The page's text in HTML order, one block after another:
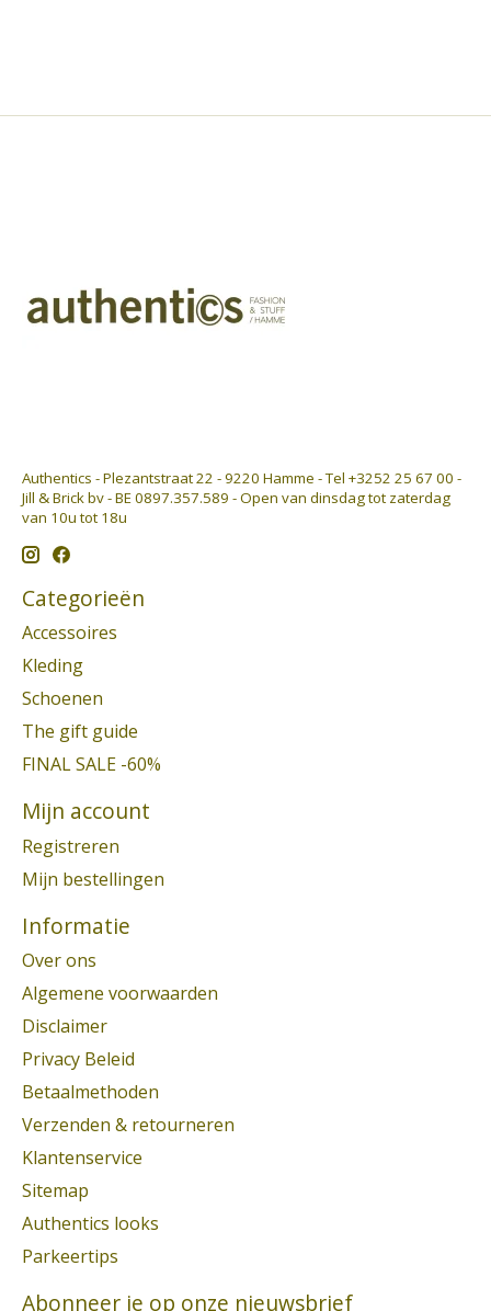
Authentics - Plezantstraat 22 - 9220 Hamme - Tel +3252 25 67 00 -
Jill & Brick bv - BE 0897.357.589 - Open van dinsdag tot zaterdag
van 10u tot 18u
Categorieën
Accessoires
Kleding
Schoenen
The gift guide
FINAL SALE -60%
Mijn account
Registreren
Mijn bestellingen
Informatie
Over ons
Algemene voorwaarden
Disclaimer
Privacy Beleid
Betaalmethoden
Verzenden & retourneren
Klantenservice
Sitemap
Authentics looks
Parkeertips
Abonneer je op onze nieuwsbrief